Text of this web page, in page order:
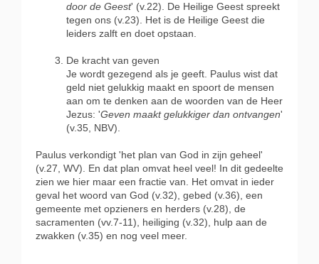
door de Geest' (v.22). De Heilige Geest spreekt
tegen ons (v.23). Het is de Heilige Geest die
leiders zalft en doet opstaan.
De kracht van geven
Je wordt gezegend als je geeft. Paulus wist dat
geld niet gelukkig maakt en spoort de mensen
aan om te denken aan de woorden van de Heer
Jezus: 'Geven maakt gelukkiger dan ontvangen'
(v.35, NBV).
Paulus verkondigt 'het plan van God in zijn geheel'
(v.27, WV). En dat plan omvat heel veel! In dit gedeelte
zien we hier maar een fractie van. Het omvat in ieder
geval het woord van God (v.32), gebed (v.36), een
gemeente met opzieners en herders (v.28), de
sacramenten (vv.7-11), heiliging (v.32), hulp aan de
zwakken (v.35) en nog veel meer.